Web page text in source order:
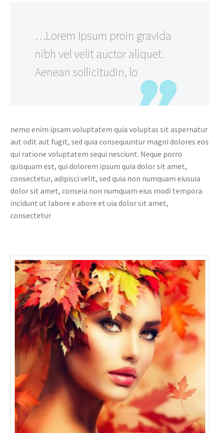
…Lorem Ipsum proin gravida
nibh vel velit auctor aliquet.
Aenean sollicitudin, lo
nemo enim ipsam voluptatem quia voluptas sit aspernatur
aut odit aut fugit, sed quia consequuntur magni dolores eos
qui ratione voluptatem sequi nesciunt. Neque porro
quisquam est, qui dolorem ipsum quia dolor sit amet,
consectetur, adipisci velit, sed quia non numquam eiusuia
dolor sit amet, conseia non numquam eius modi tempora
incidunt ut labore e abore et uia dolor sit amet,
consectetur